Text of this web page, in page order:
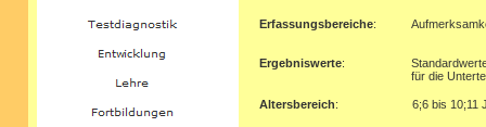
Erfassungsbereiche:
Ergebniswerte:
für die
Altersbereich: 6;6 bis 10;11